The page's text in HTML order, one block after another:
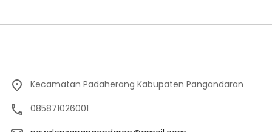
Kecamatan Padaherang Kabupaten Pangandaran
085871026001